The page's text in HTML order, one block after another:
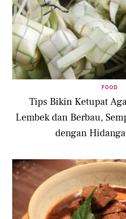
FOOD
Tips Bikin Ketupat
Lembek dan Berbau,
dengan